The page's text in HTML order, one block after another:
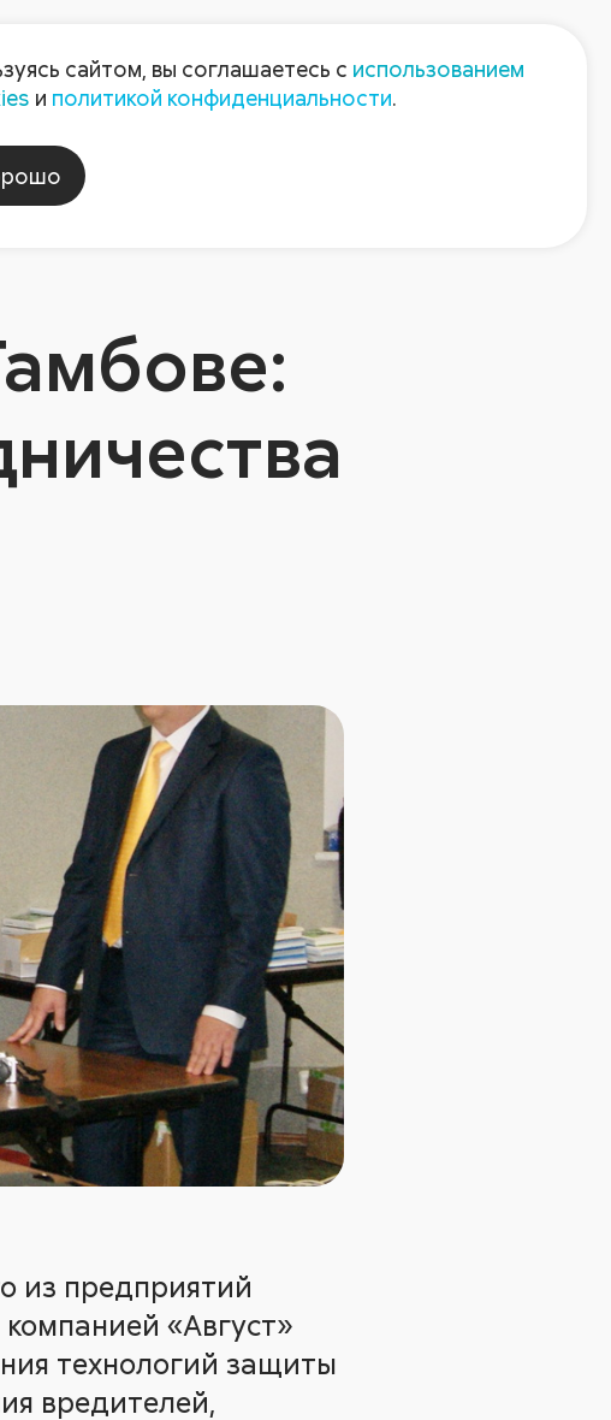
Пресс-центр Контакты
Компания
из предприятий
«Август»
технологий защиты
вредителей,
сайтом, вы соглашаетесь с использованием
и политикой конфиденциальности.